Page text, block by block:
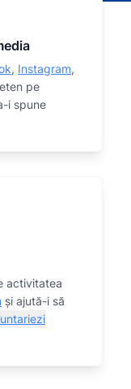
, Instagram,
pe
i spune
activitatea
și ajută-i să